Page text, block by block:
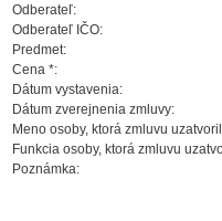
Odberateľ:
Odberateľ IČO:
Predmet:
Cena *:
Dátum vystavenia:
Dátum zverejnenia zmluvy:
Meno osoby, ktorá zmluvu
Funkcia osoby, ktorá zmluvu
Poznámka: